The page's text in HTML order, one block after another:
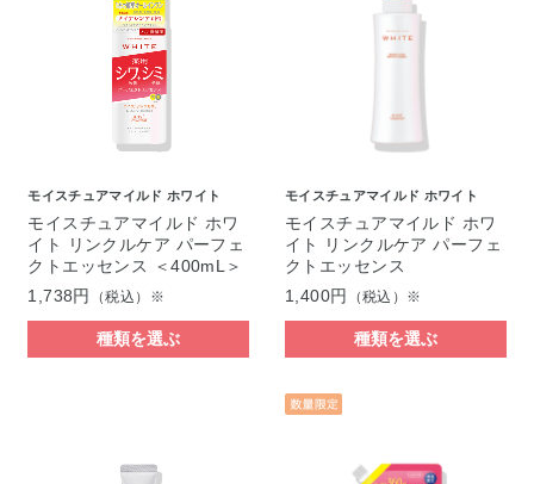
モイスチュアマイルド ホワイト
モイスチュアマイルド ホワ
イト リンクルケア パーフェ
クトエッセンス ＜400mL＞
1,738円
（税込）※
種類を選ぶ
モイスチュアマイルド ホワイト
モイスチュアマイルド ホワ
イト リンクルケア パーフェ
クトエッセンス
1,400円
（税込）※
種類を選ぶ